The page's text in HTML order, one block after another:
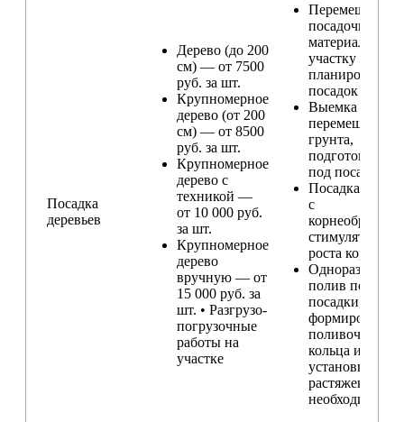
Посадка
деревьев
Дерево (до 200
см) — от 7500
руб. за шт.
Крупномерное
дерево (от 200
см) — от 8500
руб. за шт.
Крупномерное
дерево с
техникой —
от 10 000 руб.
за шт.
Крупномерное
дерево
вручную — от
15 000 руб. за
шт. • Разгрузо-
погрузочные
работы на
участке
Перемещение
посадочного
материала по
участку и
планирование
посадок
Выемка и
перемещение
грунта,
подготовка
под посадку
Посадка
с
стимулятором
роста корней
Одноразовый
полив после
посадки,
формирование
поливочного
кольца и
установка
растяжек (при